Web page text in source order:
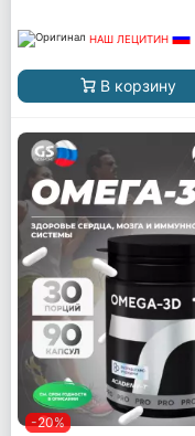
НАШ ЛЕЦИТИН
В корзину
-20%